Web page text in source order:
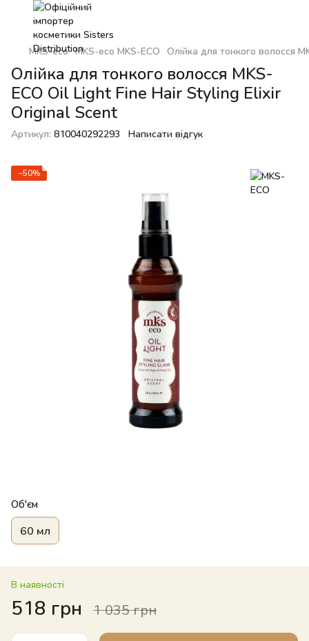
MKS-eco MKS-eco MKS-ECO Олійка для тонкого волосся
Олійка для тонкого волосся MKS-
ECO Oil Light Fine Hair Styling Elixir
Original Scent
Артикул: 810040292293 Написати відгук
−50%
Об'єм
60 мл
В наявності
518 грн 1 035 грн